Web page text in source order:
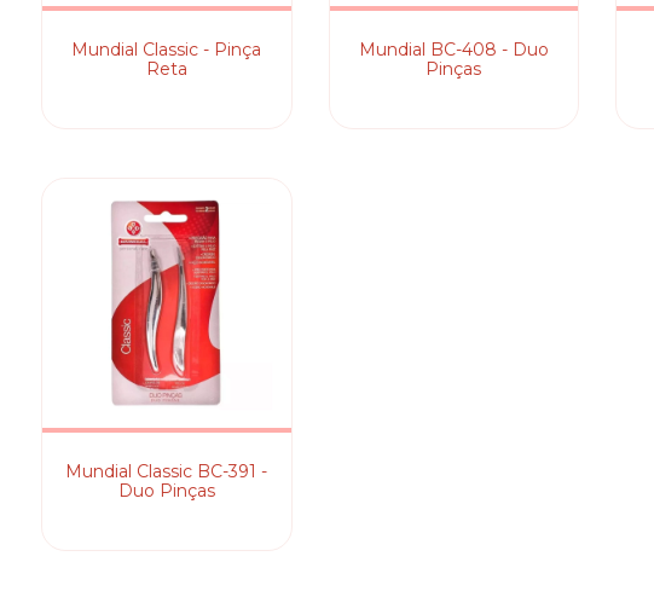
Mundial Classic - Pinça
Reta
Mundial BC-408 - Duo
Pinças
Mundial Classic BC-391 -
Duo Pinças